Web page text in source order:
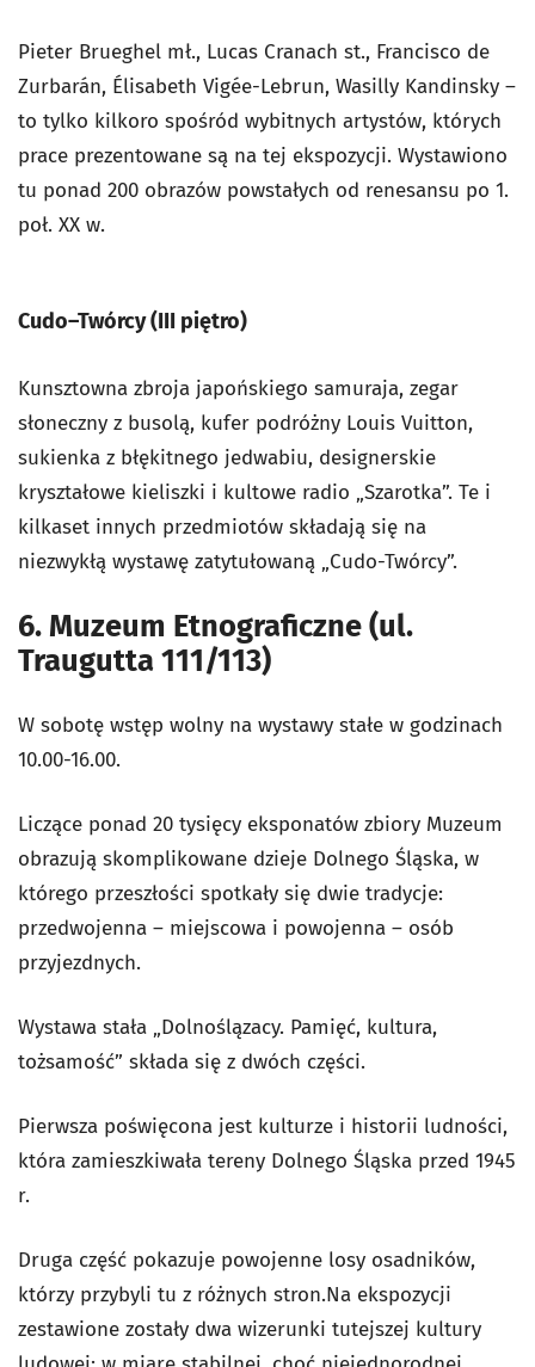
Pieter Brueghel mł., Lucas Cranach st., Francisco de
Zurbarán, Élisabeth Vigée-Lebrun, Wasilly Kandinsky –
to tylko kilkoro spośród wybitnych artystów, których
prace prezentowane są na tej ekspozycji. Wystawiono
tu ponad 200 obrazów powstałych od renesansu po 1.
poł. XX w.
Cudo–Twórcy (III piętro)
Kunsztowna zbroja japońskiego samuraja, zegar
słoneczny z busolą, kufer podróżny Louis Vuitton,
sukienka z błękitnego jedwabiu, designerskie
kryształowe kieliszki i kultowe radio „Szarotka”. Te i
kilkaset innych przedmiotów składają się na
niezwykłą wystawę zatytułowaną „Cudo-Twórcy”.
6. Muzeum Etnograficzne (ul.
Traugutta 111/113)
W sobotę wstęp wolny na wystawy stałe w godzinach
10.00-16.00.
Liczące ponad 20 tysięcy eksponatów zbiory Muzeum
obrazują skomplikowane dzieje Dolnego Śląska, w
którego przeszłości spotkały się dwie tradycje:
przedwojenna – miejscowa i powojenna – osób
przyjezdnych.
Wystawa stała „Dolnoślązacy. Pamięć, kultura,
tożsamość” składa się z dwóch części.
Pierwsza poświęcona jest kulturze i historii ludności,
która zamieszkiwała tereny Dolnego Śląska przed 1945
r.
Druga część pokazuje powojenne losy osadników,
którzy przybyli tu z różnych stron.Na ekspozycji
zestawione zostały dwa wizerunki tutejszej kultury